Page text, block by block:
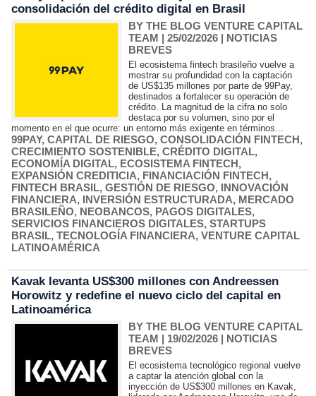
consolidación del crédito digital en Brasil
BY THE BLOG VENTURE CAPITAL
TEAM | 25/02/2026 | NOTICIAS
BREVES
El ecosistema fintech brasileño vuelve a
mostrar su profundidad con la captación
de US$135 millones por parte de 99Pay,
destinados a fortalecer su operación de
crédito. La magnitud de la cifra no solo
destaca por su volumen, sino por el
momento en el que ocurre: un entorno más exigente en términos...
99PAY, CAPITAL DE RIESGO, CONSOLIDACIÓN FINTECH,
CRECIMIENTO SOSTENIBLE, CRÉDITO DIGITAL,
ECONOMÍA DIGITAL, ECOSISTEMA FINTECH,
EXPANSIÓN CREDITICIA, FINANCIACIÓN FINTECH,
FINTECH BRASIL, GESTIÓN DE RIESGO, INNOVACIÓN
FINANCIERA, INVERSIÓN ESTRUCTURADA, MERCADO
BRASILEÑO, NEOBANCOS, PAGOS DIGITALES,
SERVICIOS FINANCIEROS DIGITALES, STARTUPS
BRASIL, TECNOLOGÍA FINANCIERA, VENTURE CAPITAL
LATINOAMÉRICA
Kavak levanta US$300 millones con Andreessen
Horowitz y redefine el nuevo ciclo del capital en
Latinoamérica
BY THE BLOG VENTURE CAPITAL
TEAM | 19/02/2026 | NOTICIAS
BREVES
El ecosistema tecnológico regional vuelve
a captar la atención global con la
inyección de US$300 millones en Kavak,